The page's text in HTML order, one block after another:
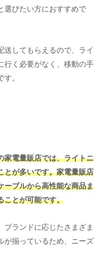
選びたい方におすすめで
送してもらえるので、ライ
行く必要がなく、移動の手
。
家電量販店では、ライトニ
とが多いです。家電量販店
ーブルから高性能な商品ま
ことが可能です。
ブランドに応じたさまざま
が揃っているため、ニーズ